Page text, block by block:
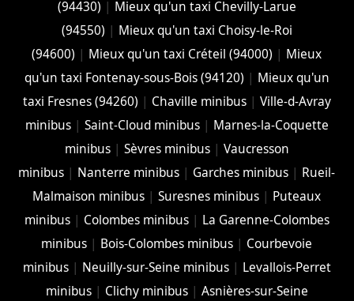
(94430) | Mieux qu'un taxi Chevilly-Larue
(94550) | Mieux qu'un taxi Choisy-le-Roi
(94600) | Mieux qu'un taxi Créteil (94000) | Mieux
qu'un taxi Fontenay-sous-Bois (94120) | Mieux qu'un
taxi Fresnes (94260) | Chaville minibus| Ville-d-Avray
minibus| Saint-Cloud minibus| Marnes-la-Coquette
minibus| Sèvres minibus| Vaucresson
minibus | Nanterre minibus | Garches minibus | Rueil-
Malmaison minibus |Suresnes minibus | Puteaux
minibus| Colombes minibus| La Garenne-Colombes
minibus | Bois-Colombes minibus | Courbevoie
minibus| Neuilly-sur-Seine minibus| Levallois-Perret
minibus| Clichy minibus| Asnières-sur-Seine